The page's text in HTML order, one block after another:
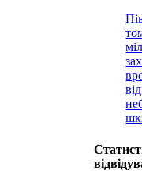
від